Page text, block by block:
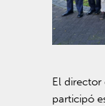
El director
participó